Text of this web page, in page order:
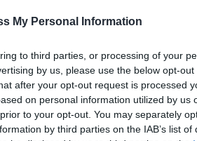
My Personal Information
to third parties, or processing of your
by us, please use the below opt-out
after your opt-out request is processed
on personal information utilized by us
to your opt-out. You may separately
by third parties on the IAB’s list of